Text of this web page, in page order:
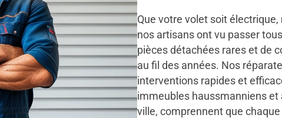
Que votre volet soit
nos artisans ont vu passer
pièces détachées rares et de
au fil des années. Nos
interventions rapides et
immeubles haussmanniens
ville, comprennent que